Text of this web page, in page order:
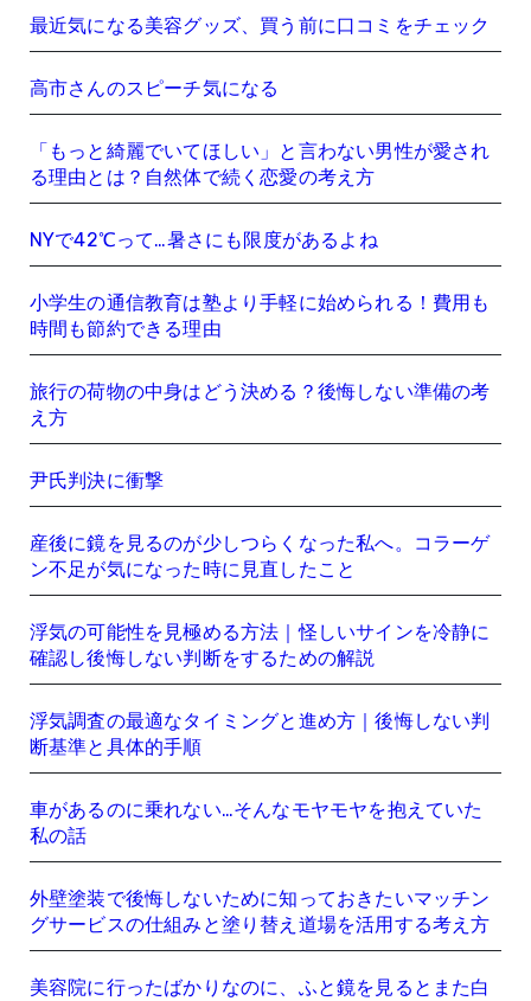
最近気になる美容グッズ、買う前に口コミをチェック
高市さんのスピーチ気になる
「もっと綺麗でいてほしい」と言わない男性が愛され
る理由とは？自然体で続く恋愛の考え方
NYで42℃って…暑さにも限度があるよね
小学生の通信教育は塾より手軽に始められる！費用も
時間も節約できる理由
旅行の荷物の中身はどう決める？後悔しない準備の考
え方
尹氏判決に衝撃
産後に鏡を見るのが少しつらくなった私へ。コラーゲ
ン不足が気になった時に見直したこと
浮気の可能性を見極める方法｜怪しいサインを冷静に
確認し後悔しない判断をするための解説
浮気調査の最適なタイミングと進め方｜後悔しない判
断基準と具体的手順
車があるのに乗れない…そんなモヤモヤを抱えていた
私の話
外壁塗装で後悔しないために知っておきたいマッチン
グサービスの仕組みと塗り替え道場を活用する考え方
美容院に行ったばかりなのに、ふと鏡を見るとまた白